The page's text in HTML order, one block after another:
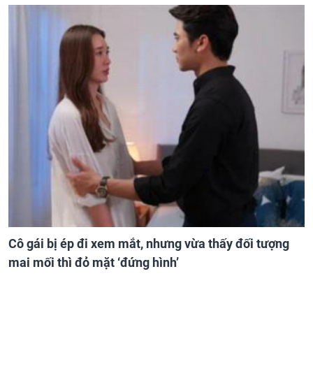
Cô gái bị ép đi xem mắt, nhưng vừa thấy đối tượng
mai mối thì đỏ mặt ‘đứng hình’